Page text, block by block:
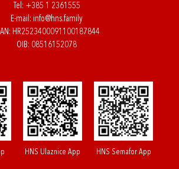
Tel: +385 1 2361555
E-mail: info@hns.family
HR2523400091100187844
OIB: 08516152078
HNS Ulaznice App HNS Semafor App